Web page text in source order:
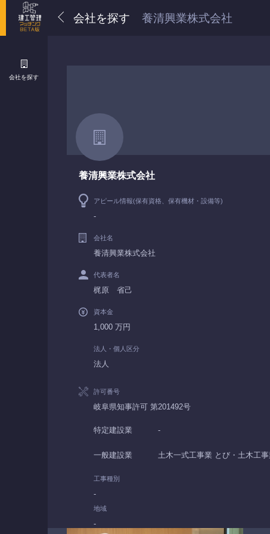
会社を探す 養清興業株式会社
養清興業株式会社
アピール情報(保有資格、保有機材・設備等)
-
会社名
養清興業株式会社
代表者名
梶原 省己
資本金
1,000 万円
法人・個人区分
法人
許可番号
岐阜県知事許可 第201492号
特定建設業 -
一般建設業 土木一式工事業 とび・土木工
工事種別
-
地域
-
会社を探す